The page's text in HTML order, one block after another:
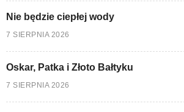
Nie będzie ciepłej wody
7 SIERPNIA 2026
Oskar, Patka i Złoto Bałtyku
7 SIERPNIA 2026